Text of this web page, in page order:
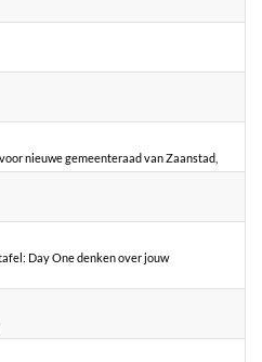
nieuwe gemeenteraad van Zaanstad,
Day One denken over jouw